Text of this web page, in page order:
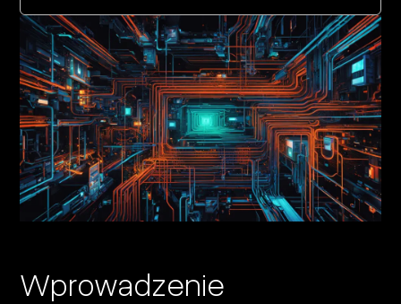
Wprowadzenie
Heading 2
Heading 3
Heading 4
Heading 5
Heading 6